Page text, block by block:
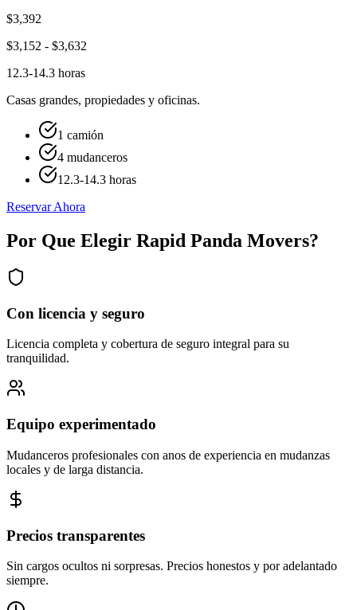
$3,392
$3,152 - $3,632
12.3-14.3 horas
Casas grandes, propiedades y oficinas.
1 camión
4 mudanceros
12.3-14.3 horas
Reservar Ahora
Por Que Elegir Rapid Panda Movers?
Con licencia y seguro
Licencia completa y cobertura de seguro integral para su
tranquilidad.
Equipo experimentado
Mudanceros profesionales con anos de experiencia en mudanzas
locales y de larga distancia.
Precios transparentes
Sin cargos ocultos ni sorpresas. Precios honestos y por adelantado
siempre.